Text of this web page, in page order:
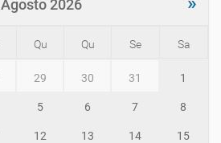
Agosto 2026
Qu Qu Se Sa
29 30 31 1
5 6 7 8
12 13 14 15